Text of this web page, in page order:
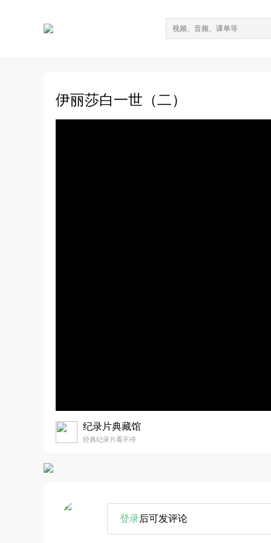
伊丽莎白一世（二）
纪录片典藏馆
经典纪录片看不停
登录后可发评论